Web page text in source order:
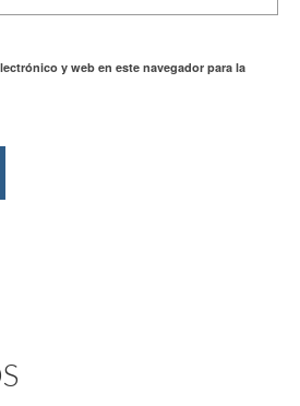
y web en este navegador para la